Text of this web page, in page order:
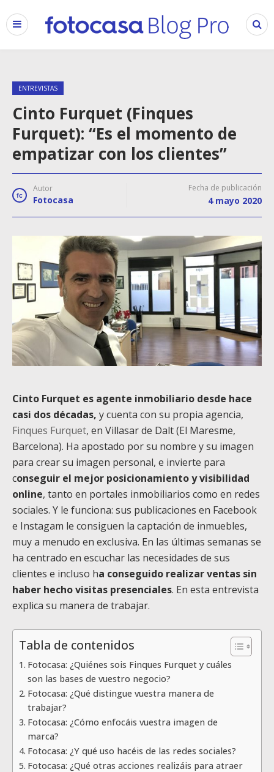
ENTREVISTAS
Cinto Furquet (Finques
Furquet): “Es el momento de
empatizar con los clientes”
Autor
Fotocasa
Fecha de publicación
4 mayo 2020
Cinto Furquet es agente inmobiliario desde hace
casi dos décadas, y cuenta con su propia agencia,
Finques Furquet, en Villasar de Dalt (El Maresme,
Barcelona). Ha apostado por su nombre y su imagen
para crear su imagen personal, e invierte para
conseguir el mejor posicionamiento y visibilidad
online, tanto en portales inmobiliarios como en redes
sociales. Y le funciona: sus publicaciones en Facebook
e Instagam le consiguen la captación de inmuebles,
muy a menudo en exclusiva. En las últimas semanas se
ha centrado en escuchar las necesidades de sus
clientes e incluso ha conseguido realizar ventas sin
haber hecho visitas presenciales. En esta entrevista
explica su manera de trabajar.
Tabla de contenidos
Fotocasa: ¿Quiénes sois Finques Furquet y cuáles
son las bases de vuestro negocio?
Fotocasa: ¿Qué distingue vuestra manera de
trabajar?
Fotocasa: ¿Cómo enfocáis vuestra imagen de
marca?
Fotocasa: ¿Y qué uso hacéis de las redes sociales?
Fotocasa: ¿Qué otras acciones realizáis para atraer